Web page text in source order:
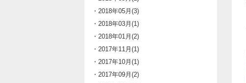
・2018年05月(3)
・2018年03月(1)
・2018年01月(2)
・2017年11月(1)
・2017年10月(1)
・2017年09月(2)